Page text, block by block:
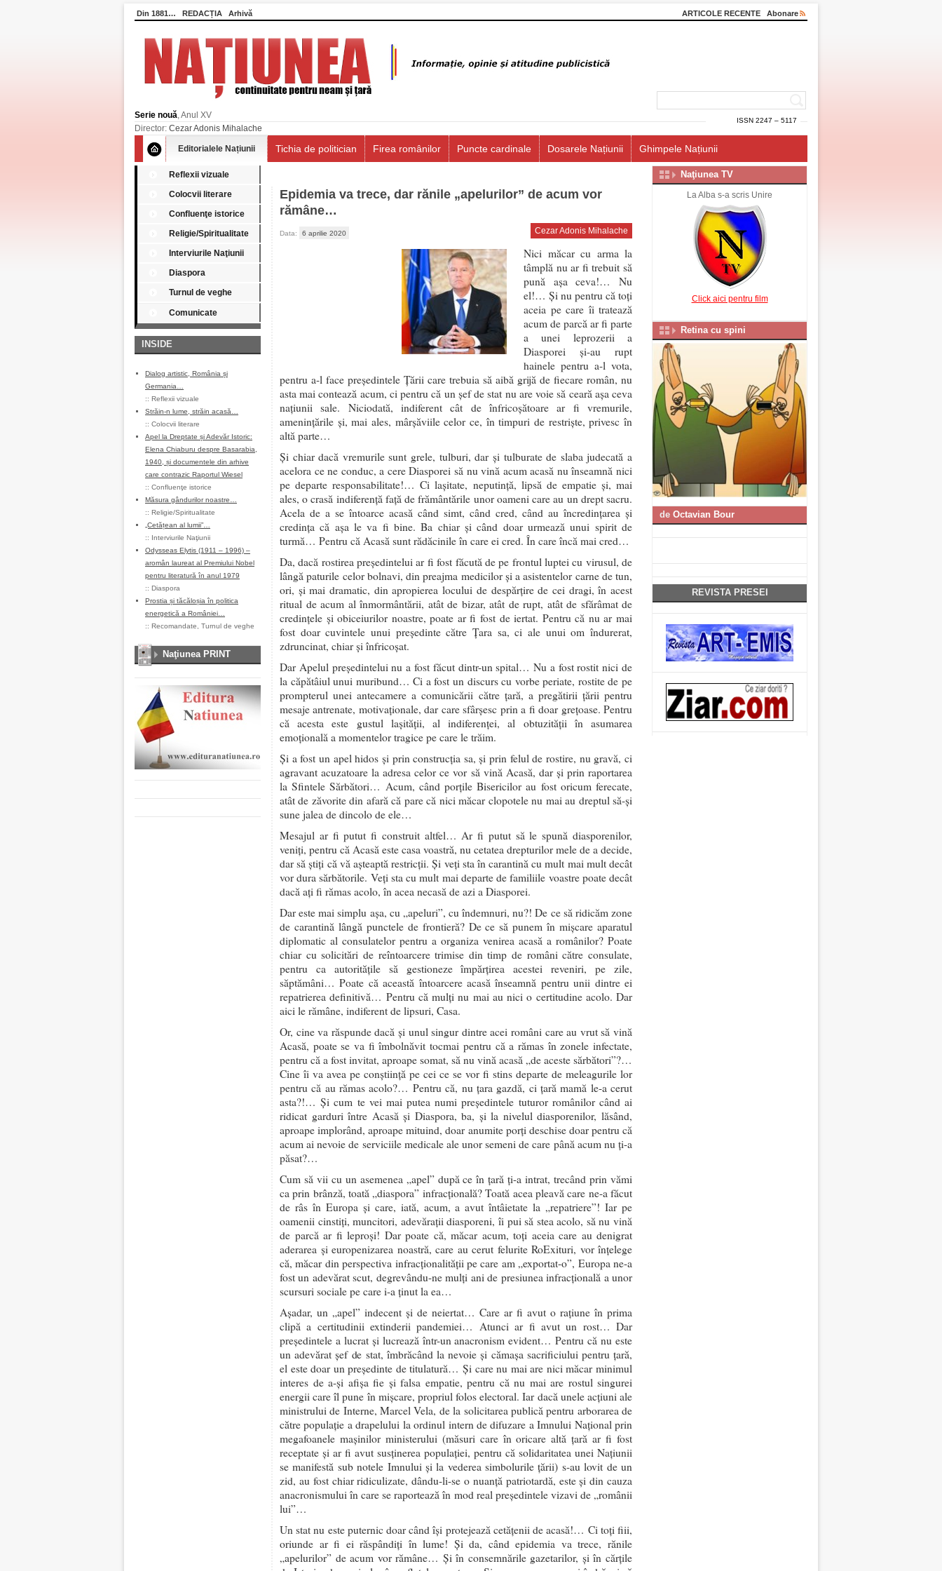
Din 1881… REDACȚIA Arhivă ARTICOLE RECENTE Abonare
ISSN 2247 – 5117
Serie nouă, Anul XV
Director: Cezar Adonis Mihalache
Editorialele Națiunii Tichia de politician Firea românilor Puncte cardinale Dosarele Națiunii Ghimpele Națiunii
Reflexii vizuale
Colocvii literare
Confluenţe istorice
Religie/Spiritualitate
Interviurile Naţiunii
Diaspora
Turnul de veghe
Comunicate
INSIDE
Dialog artistic, România și
Germania…
:: Reflexii vizuale
Străin-n lume, străin acasă…
:: Colocvii literare
Apel la Dreptate și Adevăr Istoric:
Elena Chiaburu despre Basarabia,
1940, și documentele din arhive
care contrazic Raportul Wiesel
:: Confluenţe istorice
Măsura gândurilor noastre…
:: Religie/Spiritualitate
„Cetățean al lumii”…
:: Interviurile Naţiunii
Odysseas Elytis (1911 – 1996) –
aromân laureat al Premiului Nobel
pentru literatură în anul 1979
:: Diaspora
Prostia și tăcăloșia în politica
energetică a României…
:: Recomandate Turnul de veghe
Naţiunea PRINT
Epidemia va trece, dar rănile „apelurilor” de acum vor
rămâne…
Data: 6 aprilie 2020 Cezar Adonis Mihalache
Nici măcar cu arma la
tâmplă nu ar fi trebuit să
pună așa ceva!… Nu
el!… Și nu pentru că toți
aceia pe care îi tratează
acum de parcă ar fi parte
a unei leprozerii a
Diasporei și-au rupt
hainele pentru a-l vota,
pentru a-l face președintele Țării care trebuia să aibă grijă de fiecare român, nu
asta mai contează acum, ci pentru că un șef de stat nu are voie să ceară așa ceva
națiunii sale. Niciodată, indiferent cât de înfricoșătoare ar fi vremurile,
amenințările și, mai ales, mârșăviile celor ce, în timpuri de restriște, privesc în
altă parte…
Și chiar dacă vremurile sunt grele, tulburi, dar și tulburate de slaba judecată a
acelora ce ne conduc, a cere Diasporei să nu vină acum acasă nu înseamnă nici
pe departe responsabilitate!… Ci lașitate, neputință, lipsă de empatie și, mai
ales, o crasă indiferență față de frământările unor oameni care au un drept sacru.
Acela de a se întoarce acasă când simt, când cred, când au încredințarea și
credința că așa le va fi bine. Ba chiar și când doar urmează unui spirit de
turmă… Pentru că Acasă sunt rădăcinile în care ei cred. În care încă mai cred…
Da, dacă rostirea președintelui ar fi fost făcută de pe frontul luptei cu virusul, de
lângă paturile celor bolnavi, din preajma medicilor și a asistentelor carne de tun,
ori, și mai dramatic, din apropierea locului de despărțire de cei dragi, în acest
ritual de acum al înmormântării, atât de bizar, atât de rupt, atât de sfărâmat de
credințele și obiceiurilor noastre, poate ar fi fost de iertat. Pentru că nu ar mai
fost doar cuvintele unui președinte către Țara sa, ci ale unui om îndurerat,
zdruncinat, chiar și înfricoșat.
Dar Apelul președintelui nu a fost făcut dintr-un spital… Nu a fost rostit nici de
la căpătâiul unui muribund… Ci a fost un discurs cu vorbe periate, rostite de pe
prompterul unei antecamere a comunicării către țară, a pregătirii țării pentru
mesaje antrenate, motivaționale, dar care sfârșesc prin a fi doar grețoase. Pentru
că acesta este gustul lașității, al indiferenței, al obtuzității în asumarea
emoțională a momentelor tragice pe care le trăim.
Și a fost un apel hidos și prin construcția sa, și prin felul de rostire, nu gravă, ci
agravant acuzatoare la adresa celor ce vor să vină Acasă, dar și prin raportarea
la Sfintele Sărbători… Acum, când porțile Bisericilor au fost oricum ferecate,
atât de zăvorite din afară că pare că nici măcar clopotele nu mai au dreptul să-și
sune jalea de dincolo de ele…
Mesajul ar fi putut fi construit altfel… Ar fi putut să le spună diasporenilor,
veniți, pentru că Acasă este casa voastră, nu cetatea drepturilor mele de a decide,
dar să știți că vă așteaptă restricții. Și veți sta în carantină cu mult mai mult decât
vor dura sărbătorile. Veți sta cu mult mai departe de familiile voastre poate decât
dacă ați fi rămas acolo, în acea necasă de azi a Diasporei.
Dar este mai simplu așa, cu „apeluri”, cu îndemnuri, nu?! De ce să ridicăm zone
de carantină lângă punctele de frontieră? De ce să punem în mișcare aparatul
diplomatic al consulatelor pentru a organiza venirea acasă a românilor? Poate
chiar cu solicitări de reîntoarcere trimise din timp de români către consulate,
pentru ca autoritățile să gestioneze împărțirea acestei reveniri, pe zile,
săptămâni… Poate că această întoarcere acasă înseamnă pentru unii dintre ei
repatrierea definitivă… Pentru că mulți nu mai au nici o certitudine acolo. Dar
aici le rămâne, indiferent de lipsuri, Casa.
Or, cine va răspunde dacă și unul singur dintre acei români care au vrut să vină
Acasă, poate se va fi îmbolnăvit tocmai pentru că a rămas în zonele infectate,
pentru că a fost invitat, aproape somat, să nu vină acasă „de aceste sărbători”?…
Cine îi va avea pe conștiință pe cei ce se vor fi stins departe de meleagurile lor
pentru că au rămas acolo?… Pentru că, nu țara gazdă, ci țară mamă le-a cerut
asta?!… Și cum te vei mai putea numi președintele tuturor românilor când ai
ridicat garduri între Acasă și Diaspora, ba, și la nivelul diasporenilor, lăsând,
aproape implorând, aproape mituind, doar anumite porți deschise doar pentru că
acum ai nevoie de serviciile medicale ale unor semeni de care până acum nu ți-a
păsat?…
Cum să vii cu un asemenea „apel” după ce în țară ți-a intrat, trecând prin vămi
ca prin brânză, toată „diaspora” infracțională? Toată acea pleavă care ne-a făcut
de râs în Europa și care, iată, acum, a avut întâietate la „repatriere”! Iar pe
oamenii cinstiți, muncitori, adevărații diasporeni, îi pui să stea acolo, să nu vină
de parcă ar fi leproși! Dar poate că, măcar acum, toți aceia care au denigrat
aderarea și europenizarea noastră, care au cerut felurite RoExituri, vor înțelege
că, măcar din perspectiva infracționalității pe care am „exportat-o”, Europa ne-a
fost un adevărat scut, degrevându-ne mulți ani de presiunea infracțională a unor
scursuri sociale pe care i-a ținut la ea…
Așadar, un „apel” indecent și de neiertat… Care ar fi avut o rațiune în prima
clipă a certitudinii extinderii pandemiei… Atunci ar fi avut un rost… Dar
președintele a lucrat și lucrează într-un anacronism evident… Pentru că nu este
un adevărat șef de stat, îmbrăcând la nevoie și cămașa sacrificiului pentru țară,
el este doar un președinte de titulatură… Și care nu mai are nici măcar minimul
interes de a-și afișa fie și falsa empatie, pentru că nu mai are rostul singurei
energii care îl pune în mișcare, propriul folos electoral. Iar dacă unele acțiuni ale
ministrului de Interne, Marcel Vela, de la solicitarea publică pentru arborarea de
către populație a drapelului la ordinul intern de difuzare a Imnului Național prin
megafoanele mașinilor ministerului (măsuri care în oricare altă țară ar fi fost
receptate și ar fi avut susținerea populației, pentru că solidaritatea unei Națiunii
se manifestă sub notele Imnului și la vederea simbolurile țării) s-au lovit de un
zid, au fost chiar ridiculizate, dându-li-se o nuanță patriotardă, este și din cauza
anacronismului în care se raportează în mod real președintele vizavi de „românii
lui”…
Un stat nu este puternic doar când își protejează cetățenii de acasă!… Ci toți fiii,
oriunde ar fi ei răspândiți în lume! Și da, când epidemia va trece, rănile
„apelurilor” de acum vor rămâne… Și în consemnările gazetarilor, și în cărțile
Naţiunea TV
La Alba s-a scris Unire
Click aici pentru film
Retina cu spini
de Octavian Bour
REVISTA PRESEI